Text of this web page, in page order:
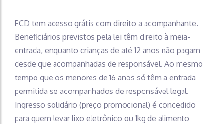
PCD tem acesso grátis com direito a acompanhante.
Beneficiários previstos pela lei têm direito à meia-
entrada, enquanto crianças de até 12 anos não pagam
desde que acompanhadas de responsável. Ao mesmo
tempo que os menores de 16 anos só têm a entrada
permitida se acompanhados de responsável legal.
Ingresso solidário (preço promocional) é concedido
para quem levar lixo eletrônico ou 1kg de alimento